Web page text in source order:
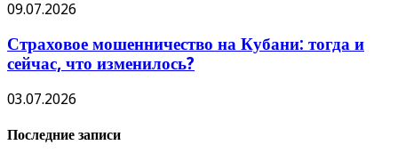
09.07.2026
Страховое мошенничество на Кубани: тогда и
сейчас, что изменилось?
03.07.2026
Последние записи